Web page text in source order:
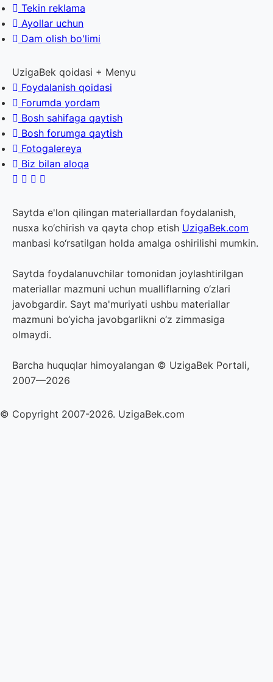
Tekin reklama
Ayollar uchun
Dam olish bo'limi
UzigaBek qoidasi + Menyu
Foydalanish qoidasi
Forumda yordam
Bosh sahifaga qaytish
Bosh forumga qaytish
Fotogalereya
Biz bilan aloqa
Saytda e'lon qilingan materiallardan foydalanish,
nusxa ko‘chirish va qayta chop etish UzigaBek.com
manbasi ko‘rsatilgan holda amalga oshirilishi mumkin.
Saytda foydalanuvchilar tomonidan joylashtirilgan
materiallar mazmuni uchun mualliflarning o‘zlari
javobgardir. Sayt ma'muriyati ushbu materiallar
mazmuni bo‘yicha javobgarlikni o‘z zimmasiga
olmaydi.
Barcha huquqlar himoyalangan © UzigaBek Portali,
2007—2026
© Copyright 2007-2026. UzigaBek.com